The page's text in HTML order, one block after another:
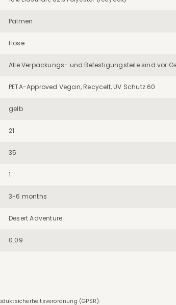
Palmen
Hose
Alle Verpackungs- und Befestigungsteile sind vor
PETA-Approved Vegan, Recycelt, UV Schutz 60
gelb
21
35
1
3-6 months
Desert Adventure
0.09
(GPSR):